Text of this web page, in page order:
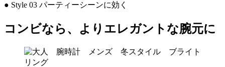
● Style 03 パーティーシーンに効く
コンビなら、よりエレガントな腕元に